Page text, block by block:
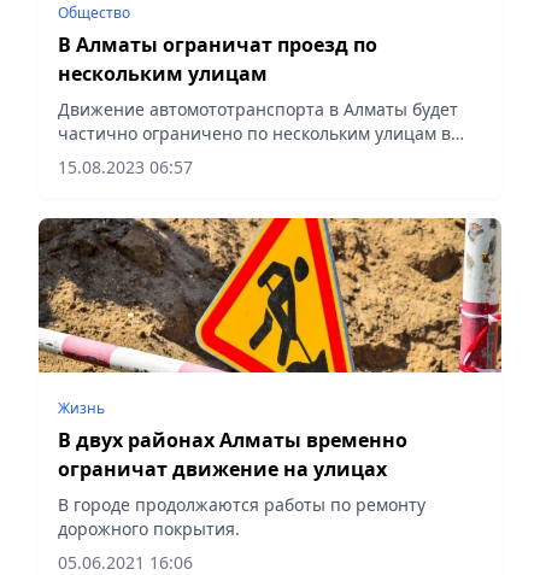
Общество
В Алматы ограничат проезд по
нескольким улицам
Движение автомототранспорта в Алматы будет
частично ограничено по нескольким улицам в
связи с проведением ремонтных работ на
теплосетях.
15.08.2023 06:57
Жизнь
В двух районах Алматы временно
ограничат движение на улицах
В городе продолжаются работы по ремонту
дорожного покрытия.
05.06.2021 16:06